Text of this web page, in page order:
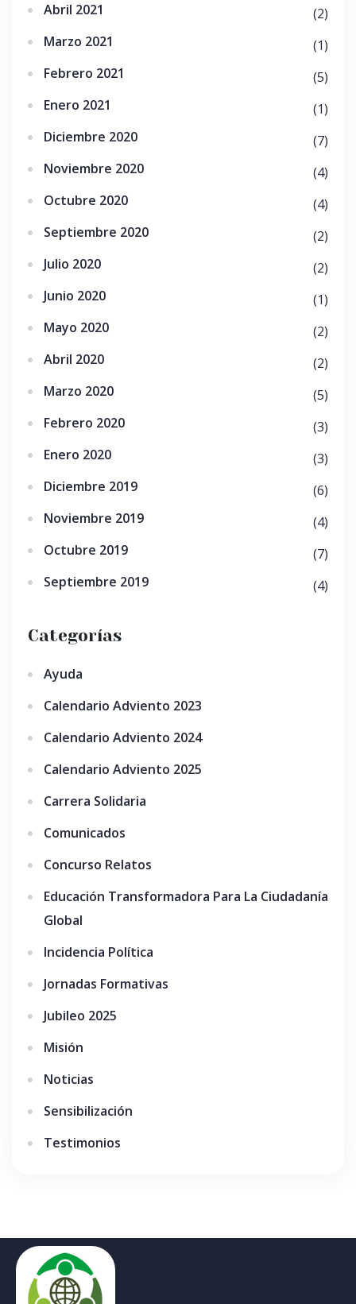
Abril 2021
(2)
Marzo 2021
(1)
Febrero 2021
(5)
Enero 2021
(1)
Diciembre 2020
(7)
Noviembre 2020
(4)
Octubre 2020
(4)
Septiembre 2020
(2)
Julio 2020
(2)
Junio 2020
(1)
Mayo 2020
(2)
Abril 2020
(2)
Marzo 2020
(5)
Febrero 2020
(3)
Enero 2020
(3)
Diciembre 2019
(6)
Noviembre 2019
(4)
Octubre 2019
(7)
Septiembre 2019
(4)
Categorías
Ayuda
Calendario Adviento 2023
Calendario Adviento 2024
Calendario Adviento 2025
Carrera Solidaria
Comunicados
Concurso Relatos
Educación Transformadora Para La Ciudadanía
Global
Incidencia Política
Jornadas Formativas
Jubileo 2025
Misión
Noticias
Sensibilización
Testimonios